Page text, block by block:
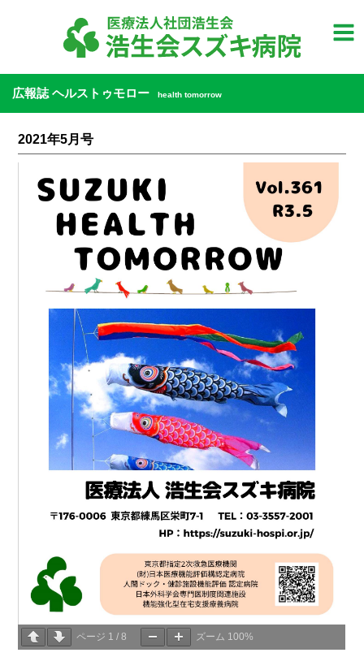
広報誌 ヘルストゥモロー health tomorrow
2021年5月号
ページ 1 /8 ズーム 100%